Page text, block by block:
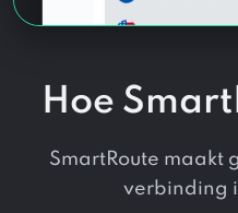
Hoe
SmartRoute maakt
verbinding